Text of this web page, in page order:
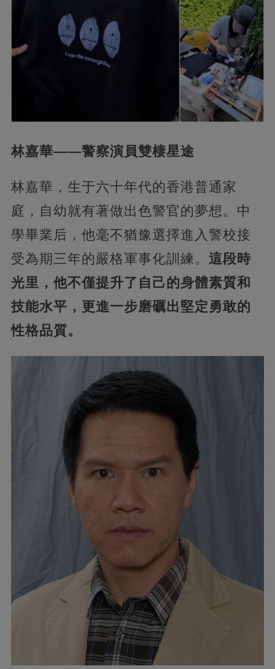
林嘉華——警察演員雙棲星途
林嘉華，生于六十年代的香港普通家
庭，自幼就有著做出色警官的夢想。中
學畢業后，他毫不猶豫選擇進入警校接
受為期三年的嚴格軍事化訓練。 這段時
光里，他不僅提升了自己的身體素質和
技能水平，更進一步磨礪出堅定勇敢的
性格品質。